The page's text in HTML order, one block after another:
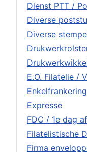
Dienst PTT /
Diverse
Diverse
E.O. Filatelie /
Expresse
FDC / 1e dag
Filatelistische
Firma